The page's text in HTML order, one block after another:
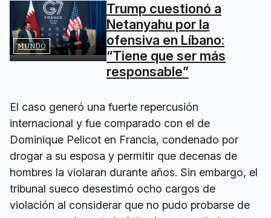
MUNDO
Trump cuestionó a
Netanyahu por la
ofensiva en Líbano:
“Tiene que ser más
responsable”
El caso generó una fuerte repercusión
internacional y fue comparado con el de
Dominique Pelicot en Francia, condenado por
drogar a su esposa y permitir que decenas de
hombres la violaran durante años. Sin embargo, el
tribunal sueco desestimó ocho cargos de
violación al considerar que no pudo probarse de